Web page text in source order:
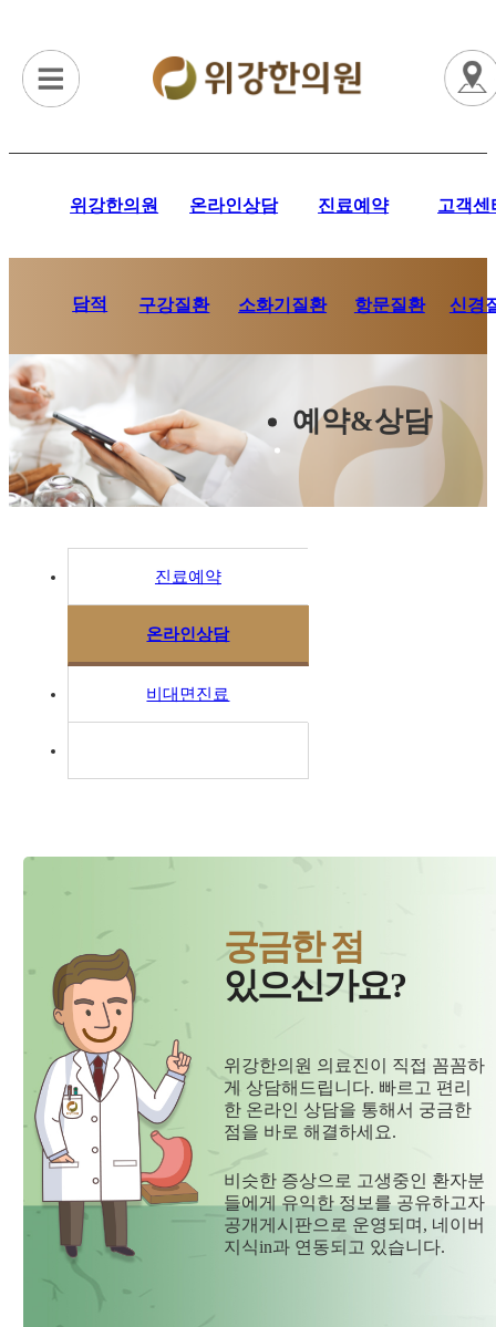
위강한의원 온라인상담 진료예약 고객센
담적 구강질환 소화기질환 항문질환 신경
예약&상담
진료예약
온라인상담
비대면진료
궁금한 점
있으신가요?
위강한의원 의료진이 직접 꼼꼼하
게 상담해드립니다. 빠르고 편리
한 온라인 상담을 통해서 궁금한
점을 바로 해결하세요.
비슷한 증상으로 고생중인 환자분
들에게 유익한 정보를 공유하고자
공개게시판으로 운영되며, 네이버
지식in과 연동되고 있습니다.